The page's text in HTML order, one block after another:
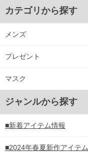
カテゴリから探す
メンズ
プレゼント
マスク
ジャンルから探す
■新着アイテム情報
■2024年春夏新作アイテム